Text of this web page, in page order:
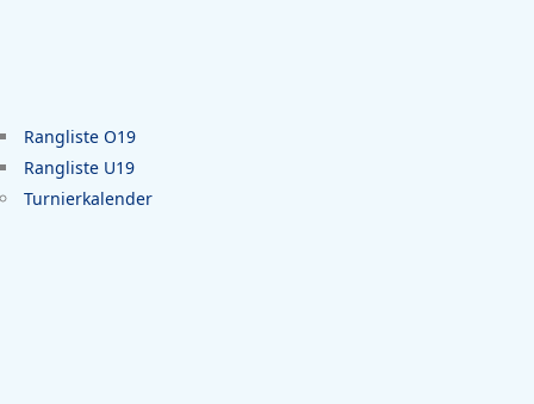
Rangliste O19
Rangliste U19
Turnierkalender